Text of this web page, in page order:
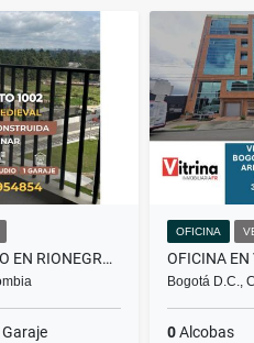
VENDO APARTAMENTO EN RIONEGRO - MEDIEVAL
Garaje
OFICINA
Bogotá D.C.,
0Alcobas